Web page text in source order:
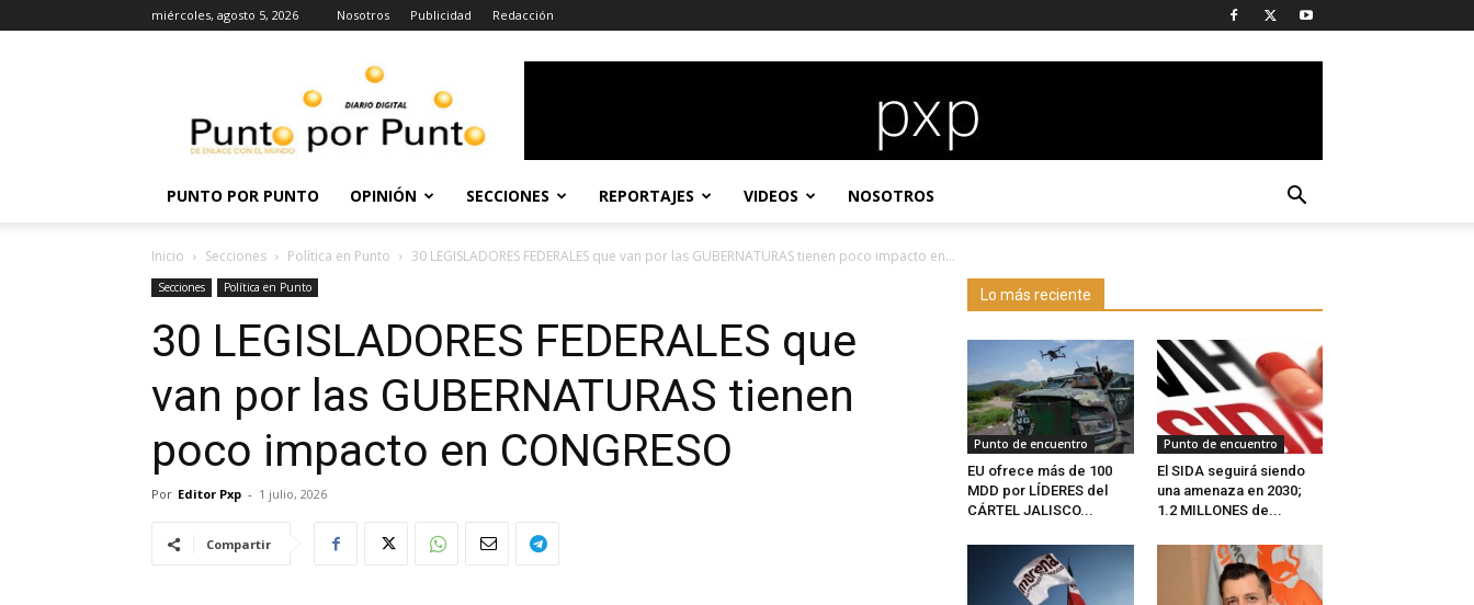
miércoles, agosto 5, 2026 Nosotros Publicidad Redacción
Punto
PUNTO POR PUNTO OPINIÓN SECCIONES REPORTAJES VIDEOS NOSOTROS
Inicio Secciones Política en Punto 30 LEGISLADORES FEDERALES que van por las GUBERNATURAS tienen poco impacto en...
Secciones Política en Punto
30 LEGISLADORES FEDERALES que
van por las GUBERNATURAS tienen
poco impacto en CONGRESO
Por Editor Pxp - 1 julio, 2026
Compartir
Lo más reciente
Punto de encuentro
EU ofrece más de 100
MDD por LÍDERES del
CÁRTEL JALISCO...
Punto de encuentro
El SIDA seguirá siendo
una amenaza en 2030;
1.2 MILLONES de...